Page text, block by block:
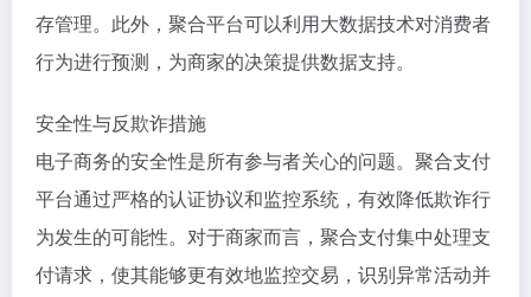
存管理。此外，聚合平台可以利用大数据技术对消费者
行为进行预测，为商家的决策提供数据支持。
安全性与反欺诈措施
电子商务的安全性是所有参与者关心的问题。聚合支付
平台通过严格的认证协议和监控系统，有效降低欺诈行
为发生的可能性。对于商家而言，聚合支付集中处理支
付请求，使其能够更有效地监控交易，识别异常活动并